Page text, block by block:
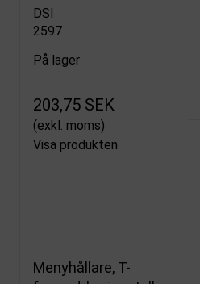
DSI
2597
På lager
203,75 SEK
(exkl. moms)
Visa produkten
Menyhållare, T-